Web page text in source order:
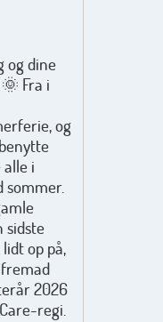
og dine
Fra i
og
i
sommer.
sidste
op på,
2026
regi.